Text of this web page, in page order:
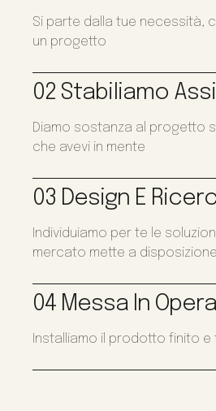
Si parte dalla tue necessità,
un progetto
02 Stabiliamo
Diamo sostanza al progetto
che avevi in mente
03 Design E
Individuiamo per te le
mercato mette a disposizione
04 Messa In
Installiamo il prodotto finito